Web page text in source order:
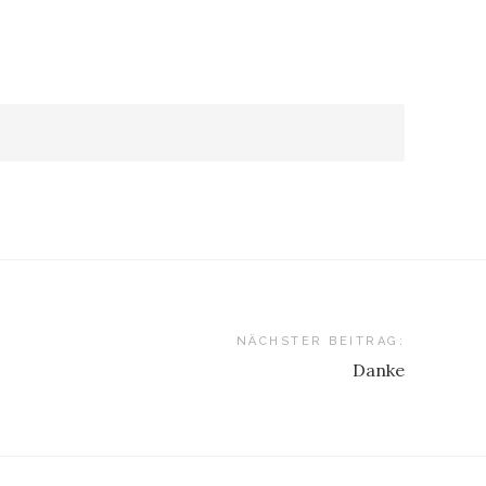
NÄCHSTER BEITRAG:
Danke